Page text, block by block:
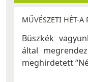
MŰVÉSZETI HÉT-A
Büszkék
által
meghirdetett